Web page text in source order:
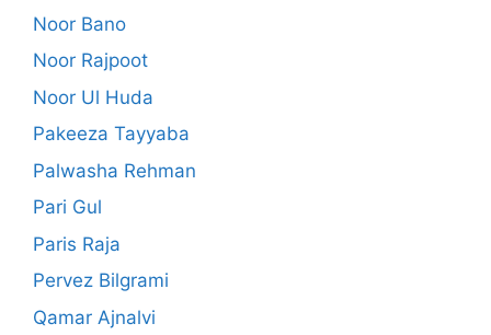
Noor Bano
Noor Rajpoot
Noor Ul Huda
Pakeeza Tayyaba
Palwasha Rehman
Pari Gul
Paris Raja
Pervez Bilgrami
Qamar Ajnalvi